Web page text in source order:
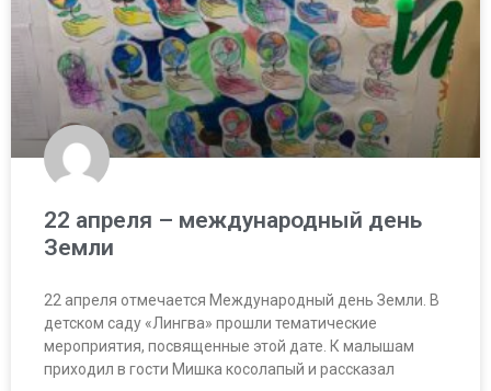
22 апреля – международный день
Земли
22 апреля отмечается Международный день Земли. В
детском саду «Лингва» прошли тематические
мероприятия, посвященные этой дате. К малышам
приходил в гости Мишка косолапый и рассказал